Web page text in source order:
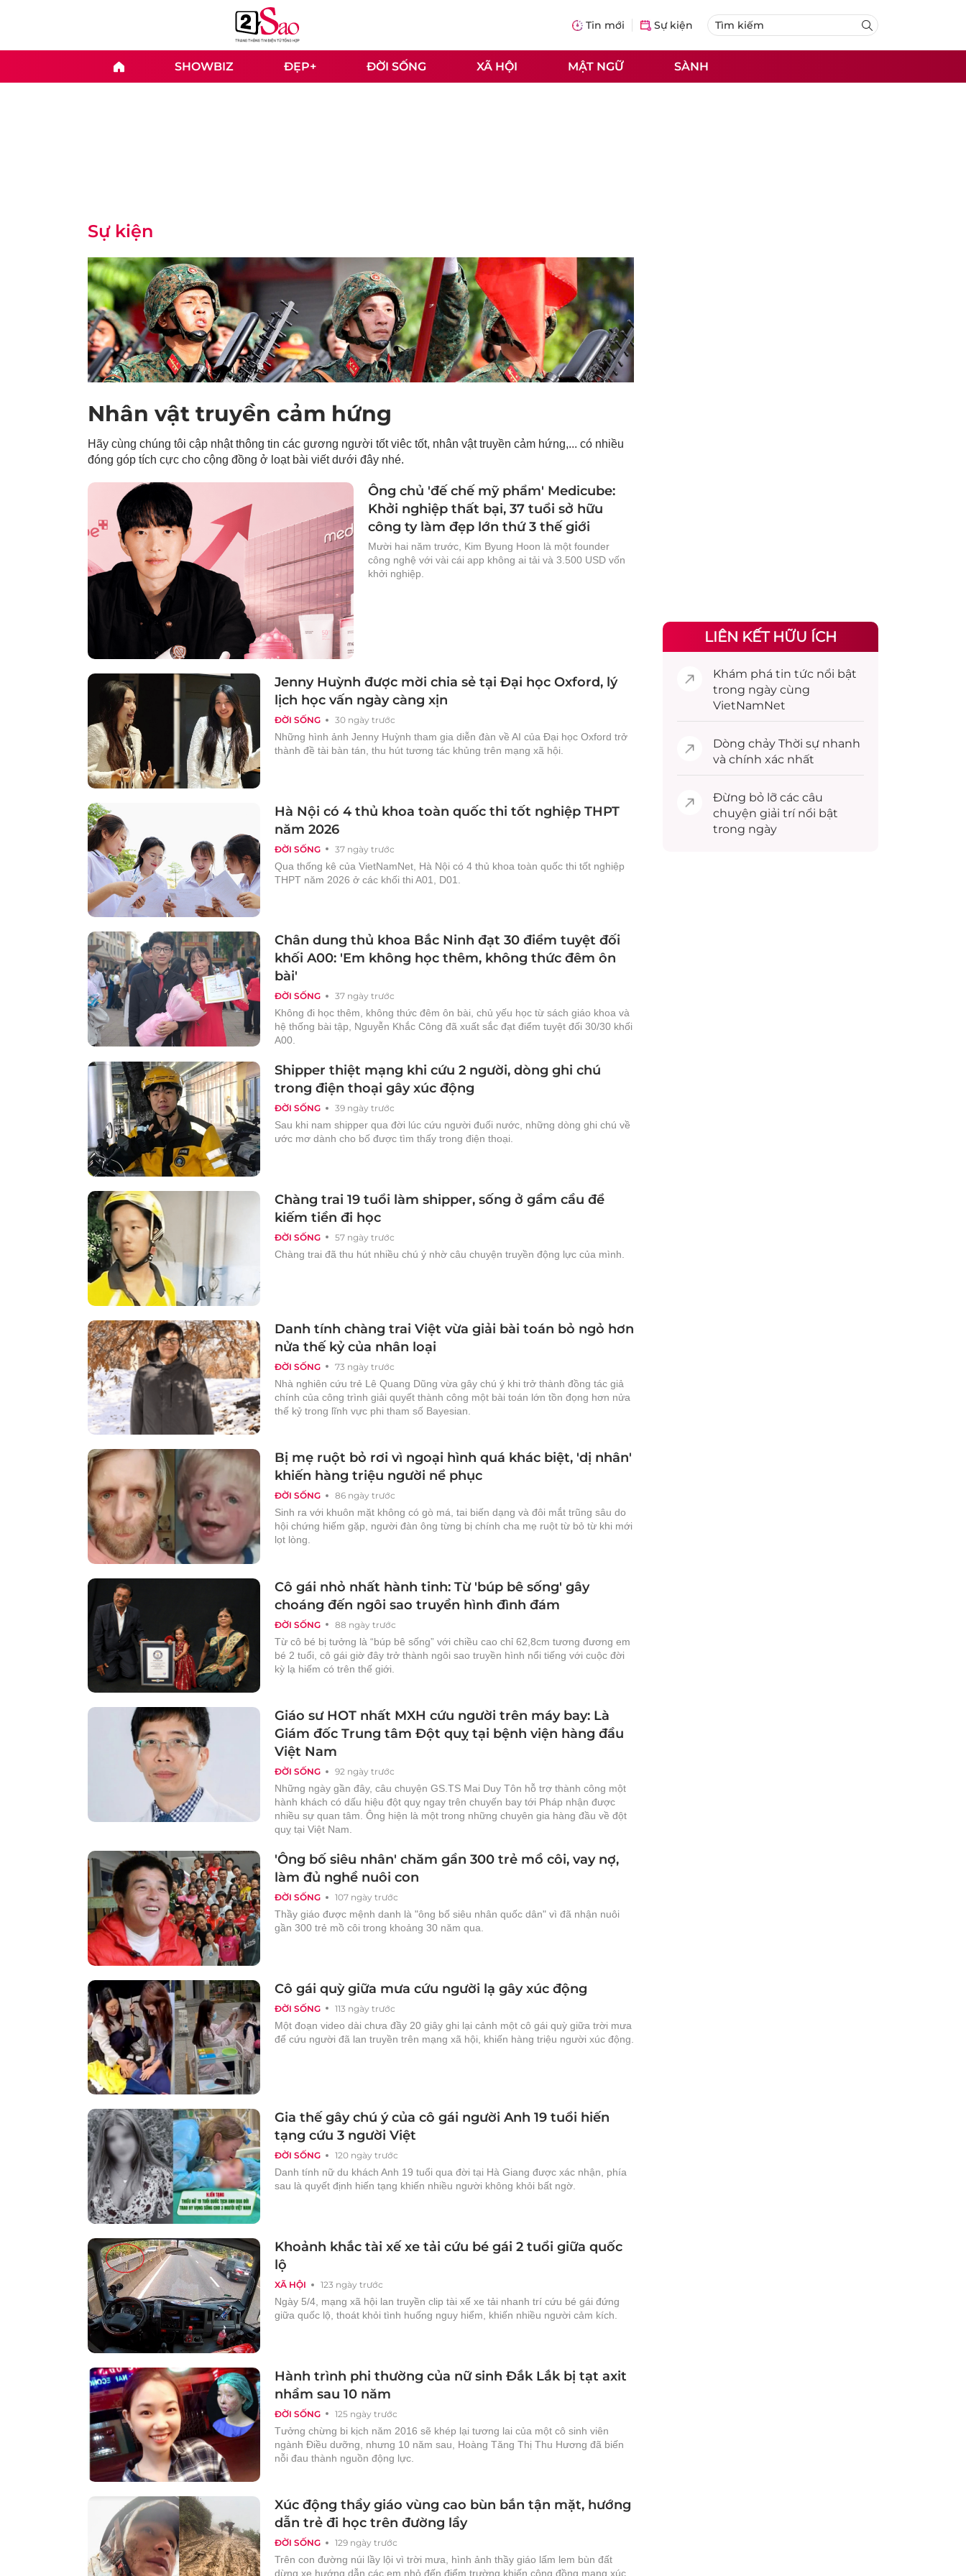
Tin mới Sự kiện
SHOWBIZ ĐẸP+ ĐỜI SỐNG XÃ HỘI MẬT NGỮ SÀNH
Sự kiện
Nhân vật truyền cảm hứng
Hãy cùng chúng tôi cập nhật thông tin các gương người tốt viêc tốt, nhân vật truyền cảm hứng,... có nhiều
đóng góp tích cực cho cộng đồng ở loạt bài viết dưới đây nhé.
Ông chủ 'đế chế mỹ phẩm' Medicube:
Khởi nghiệp thất bại, 37 tuổi sở hữu
công ty làm đẹp lớn thứ 3 thế giới
Mười hai năm trước, Kim Byung Hoon là một founder
công nghệ với vài cái app không ai tải và 3.500 USD vốn
khởi nghiệp.
ĐỜI SỐNG 30 ngày trước
Jenny Huỳnh được mời chia sẻ tại Đại học Oxford, lý
lịch học vấn ngày càng xịn
Những hình ảnh Jenny Huỳnh tham gia diễn đàn về AI của Đại học Oxford trở
thành đề tài bàn tán, thu hút tương tác khủng trên mạng xã hội.
ĐỜI SỐNG 37 ngày trước
Hà Nội có 4 thủ khoa toàn quốc thi tốt nghiệp THPT
năm 2026
Qua thống kê của VietNamNet, Hà Nội có 4 thủ khoa toàn quốc thi tốt nghiệp
THPT năm 2026 ở các khối thi A01, D01.
ĐỜI SỐNG 37 ngày trước
Chân dung thủ khoa Bắc Ninh đạt 30 điểm tuyệt đối
khối A00: 'Em không học thêm, không thức đêm ôn
bài'
Không đi học thêm, không thức đêm ôn bài, chủ yếu học từ sách giáo khoa và
hệ thống bài tập, Nguyễn Khắc Công đã xuất sắc đạt điểm tuyệt đối 30/30 khối
A00.
ĐỜI SỐNG 39 ngày trước
Shipper thiệt mạng khi cứu 2 người, dòng ghi chú
trong điện thoại gây xúc động
Sau khi nam shipper qua đời lúc cứu người đuối nước, những dòng ghi chú về
ước mơ dành cho bố được tìm thấy trong điện thoại.
ĐỜI SỐNG 57 ngày trước
Chàng trai 19 tuổi làm shipper, sống ở gầm cầu để
kiếm tiền đi học
Chàng trai đã thu hút nhiều chú ý nhờ câu chuyện truyền động lực của mình.
ĐỜI SỐNG 73 ngày trước
Danh tính chàng trai Việt vừa giải bài toán bỏ ngỏ hơn
nửa thế kỷ của nhân loại
Nhà nghiên cứu trẻ Lê Quang Dũng vừa gây chú ý khi trở thành đồng tác giả
chính của công trình giải quyết thành công một bài toán lớn tồn đọng hơn nửa
thế kỷ trong lĩnh vực phi tham số Bayesian.
ĐỜI SỐNG 86 ngày trước
Bị mẹ ruột bỏ rơi vì ngoại hình quá khác biệt, 'dị nhân'
khiến hàng triệu người nể phục
Sinh ra với khuôn mặt không có gò má, tai biến dạng và đôi mắt trũng sâu do
hội chứng hiếm gặp, người đàn ông từng bị chính cha mẹ ruột từ bỏ từ khi mới
lọt lòng.
ĐỜI SỐNG 88 ngày trước
Cô gái nhỏ nhất hành tinh: Từ 'búp bê sống' gây
choáng đến ngôi sao truyền hình đình đám
Từ cô bé bị tưởng là “búp bê sống” với chiều cao chỉ 62,8cm tương đương em
bé 2 tuổi, cô gái giờ đây trở thành ngôi sao truyền hình nổi tiếng với cuộc đời
kỳ lạ hiếm có trên thế giới.
ĐỜI SỐNG 92 ngày trước
Giáo sư HOT nhất MXH cứu người trên máy bay: Là
Giám đốc Trung tâm Đột quỵ tại bệnh viện hàng đầu
Việt Nam
Những ngày gần đây, câu chuyện GS.TS Mai Duy Tôn hỗ trợ thành công một
hành khách có dấu hiệu đột quỵ ngay trên chuyến bay tới Pháp nhận được
nhiều sự quan tâm. Ông hiện là một trong những chuyên gia hàng đầu về đột
quỵ tại Việt Nam.
ĐỜI SỐNG 107 ngày trước
'Ông bố siêu nhân' chăm gần 300 trẻ mồ côi, vay nợ,
làm đủ nghề nuôi con
Thầy giáo được mệnh danh là "ông bố siêu nhân quốc dân" vì đã nhận nuôi
gần 300 trẻ mồ côi trong khoảng 30 năm qua.
ĐỜI SỐNG 113 ngày trước
Cô gái quỳ giữa mưa cứu người lạ gây xúc động
Một đoạn video dài chưa đầy 20 giây ghi lại cảnh một cô gái quỳ giữa trời mưa
để cứu người đã lan truyền trên mạng xã hội, khiến hàng triệu người xúc động.
ĐỜI SỐNG 120 ngày trước
Gia thế gây chú ý của cô gái người Anh 19 tuổi hiến
tạng cứu 3 người Việt
Danh tính nữ du khách Anh 19 tuổi qua đời tại Hà Giang được xác nhận, phía
sau là quyết định hiến tạng khiến nhiều người không khỏi bất ngờ.
XÃ HỘI 123 ngày trước
Khoảnh khắc tài xế xe tải cứu bé gái 2 tuổi giữa quốc
lộ
Ngày 5/4, mạng xã hội lan truyền clip tài xế xe tải nhanh trí cứu bé gái đứng
giữa quốc lộ, thoát khỏi tình huống nguy hiểm, khiến nhiều người cảm kích.
ĐỜI SỐNG 125 ngày trước
Hành trình phi thường của nữ sinh Đắk Lắk bị tạt axit
nhầm sau 10 năm
Tưởng chừng bi kịch năm 2016 sẽ khép lại tương lai của một cô sinh viên
ngành Điều dưỡng, nhưng 10 năm sau, Hoàng Tăng Thị Thu Hương đã biến
nỗi đau thành nguồn động lực.
ĐỜI SỐNG 129 ngày trước
Xúc động thầy giáo vùng cao bùn bắn tận mặt, hướng
dẫn trẻ đi học trên đường lầy
Trên con đường núi lầy lội vì trời mưa, hình ảnh thầy giáo lấm lem bùn đất
dừng xe hướng dẫn các em nhỏ đến điểm trường khiến cộng đồng mạng xúc
LIÊN KẾT HỮU ÍCH
Khám phá tin tức nổi bật
trong ngày cùng
VietNamNet
Dòng chảy Thời sự nhanh
và chính xác nhất
Đừng bỏ lỡ các câu
chuyện giải trínổi bật
trong ngày